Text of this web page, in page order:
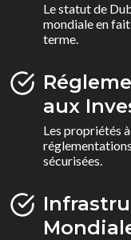
Le statut de
mondiale en
terme.
aux
Les propriétés
sécurisées.